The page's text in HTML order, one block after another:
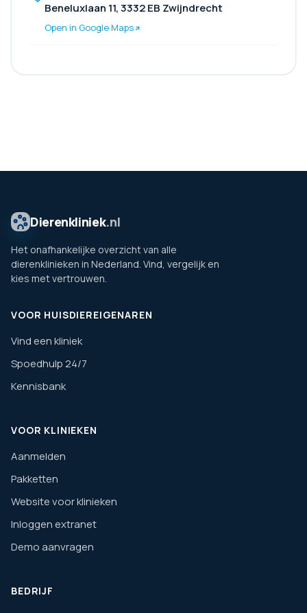
Beneluxlaan 11, 3332 EB Zwijndrecht
Open in Google Maps
Dierenkliniek.nl
Het onafhankelijke overzicht van alle
dierenklinieken in Nederland. Vind, vergelijk en
kies met vertrouwen.
VOOR HUISDIEREIGENAREN
Vind een kliniek
Spoedhulp 24/7
Kennisbank
VOOR KLINIEKEN
Aanmelden
Pakketten
Website voor klinieken
Inloggen extranet
Demo aanvragen
BEDRIJF